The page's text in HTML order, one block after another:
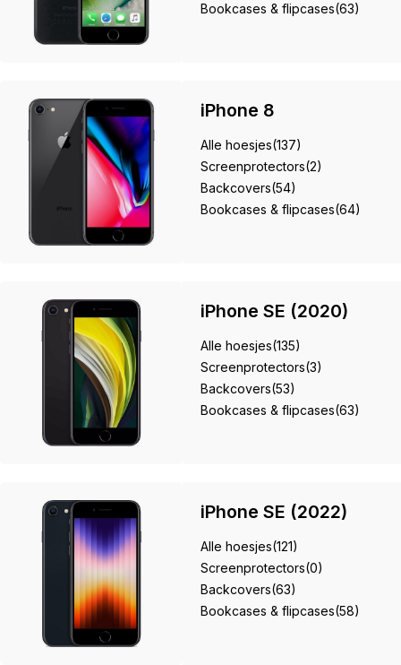
Bookcases & flipcases(63)
iPhone 8
Alle hoesjes(137)
Screenprotectors(2)
Backcovers(54)
Bookcases & flipcases(64)
iPhone SE (2020)
Alle hoesjes(135)
Screenprotectors(3)
Backcovers(53)
Bookcases & flipcases(63)
iPhone SE (2022)
Alle hoesjes(121)
Screenprotectors(0)
Backcovers(63)
Bookcases & flipcases(58)